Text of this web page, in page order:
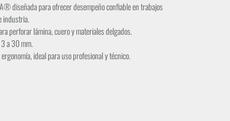
diseñada para ofrecer desempeño confiable en trabajos
industria.
perforar lámina, cuero y materiales delgados.
a 30 mm.
ideal para uso profesional y técnico.